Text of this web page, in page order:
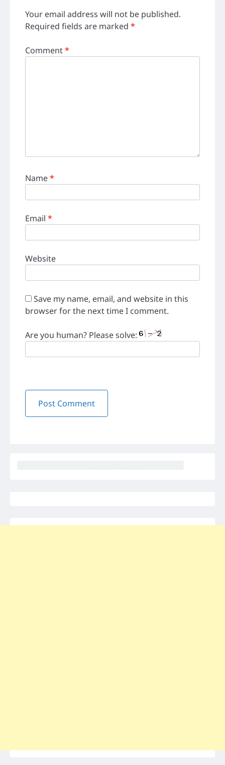
Your email address will not be published.
Required fields are marked *
Comment*
Name*
Email *
Website
Save my name, email, and website in this
browser for the next time I comment.
Are you human? Please solve: